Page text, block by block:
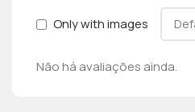
Only with images
Não há avaliações ainda.